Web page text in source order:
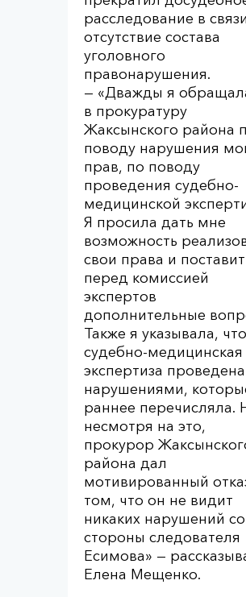
расследование в
отсутствие состава
уголовного
правонарушения.
— «Дважды я
в прокуратуру
Жаксынского района
поводу нарушения
прав, по поводу
проведения судебно-
медицинской
Я просила дать мне
возможность
свои права и
перед комиссией
экспертов
дополнительные
Также я указывала, что
судебно-медицинская
экспертиза
нарушениями,
раннее перечисляла.
несмотря на это,
прокурор
района дал
мотивированный
том, что он не видит
никаких нарушений со
стороны следователя
Есимова» —
Елена Мещенко.